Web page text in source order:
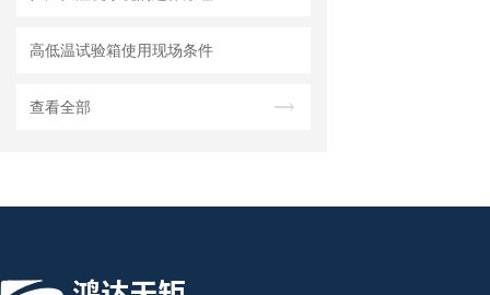
高低温试验箱使用现场条件
查看全部